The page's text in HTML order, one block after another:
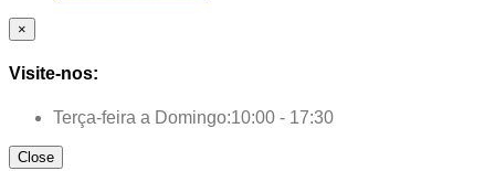
×
Visite-nos:
Terça-feira a Domingo:10:00 - 17:30
Close